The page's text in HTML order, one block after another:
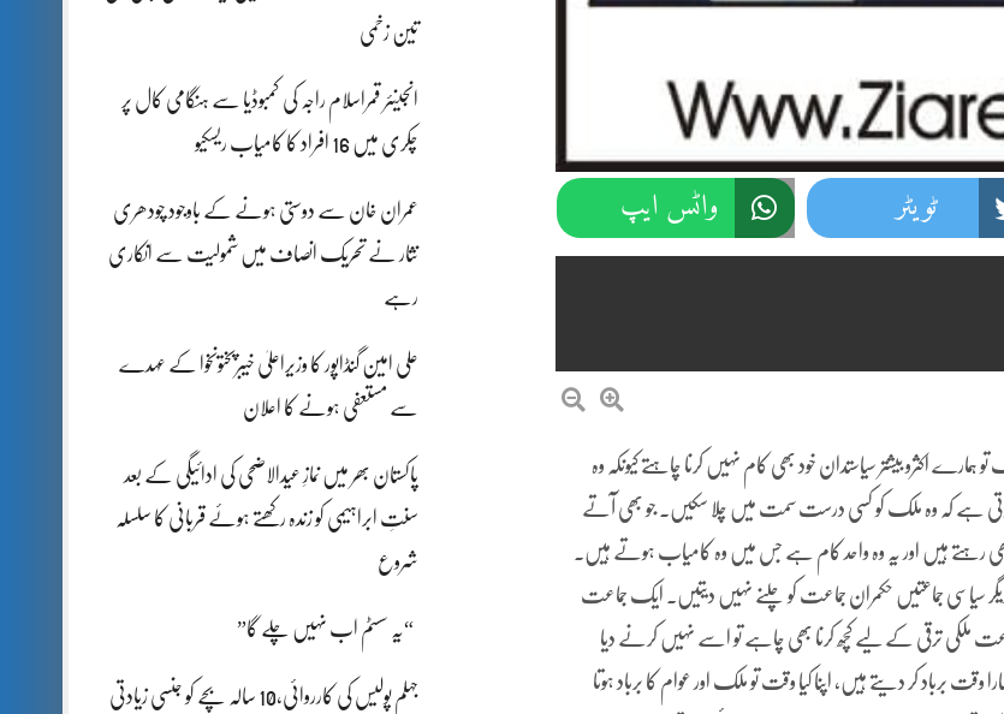
تین زخمی
انجینئر قمراسلام راجہ کی کمبوڈیا سے ہنگامی کال پر
چکری میں 16 افراد کا کامیاب ریسکیو
عمران خان سے دوستی ہونے کے باوجود چودھری
نثار نے تحریک انصاف میں شمولیت سے انکاری
رہے
علی امین گنڈاپور کا وزیراعلیٰ خیبرپختونخوا کے عہدے
سے مستعفی ہونے کا اعلان
پاکستان بھر میں نمازِ عیدالاضحی کی ادائیگی کے بعد
سنتِ ابراہیمی کو زندہ رکھتے ہوئے قربانی کا سلسلہ
شروع
“یہ سسٹم اب نہیں چلے گا”
جہلم پولیس کی کارروائی،10 سالہ بچے کو جنسی زیادتی
ٹویٹر واٹس ایپ
اکثرو بیشتر سیاستدان خود بھی کام نہیں کرنا چاہتے کیونکہ وہ
ہے کہ وہ ملک کو کسی درست سمت میں چلا سکیں۔ جو بھی آتے
ہیں اور یہ وہ واحد کام ہے جس میں وہ کامیاب ہوتے ہیں۔
سیاسی جماعتیں حکمران جماعت کو چلنے نہیں دیتیں۔ ایک جماعت
ملکی ترقی کے لیے کچھ کرنا بھی چاہے تو اسے نہیں کرنے دیا
کر دیتے ہیں، اپنا کیا وقت تو ملک اور عوام کا برباد ہوتا